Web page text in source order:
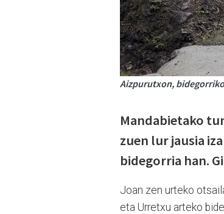
Aizpurutxon,
Mandabietako
zuen lur jausia
bidegorria han.
Joan zen urteko
eta Urretxu arteko